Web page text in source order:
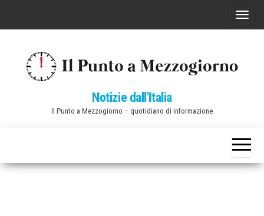
C
a
v
Notizie dall'Italia
Il Punto a Mezzogiorno – quotidiano di informazione